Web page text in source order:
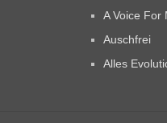
A Voice For
Auschfrei
Alles